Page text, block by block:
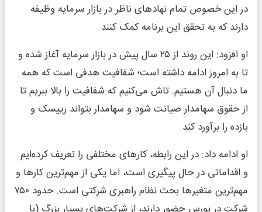
در این خصوص تمام نهادهای ناظر در بازار سرمایه وظیفه
دارند که به تحقق این برنامه کمک کنند.
او افزود: این روند از ۲۵ سال پیش در بازار سرمایه آغاز شده و
تا به امروز ادامه داشته است؛ شفافیت هدفی است که همه
ما دنبال آن هستیم. تاش می‌کنیم که شفافیت را بالا ببریم تا
از حقوق سهامدار صیانت شود و سهامدار بتواند رییسک و
بازده را برآورد کند.
او ادامه داد: در این رابطه، کارهای مختلفی را تعریف کرده‌ایم
و اقداماتی در حال پیگیری است، اما یکی از مهم‌ترین کارها و
مهم‌ترین متغیرها بحث نظام راهبری شرکتی است. حدود ۷۵۰